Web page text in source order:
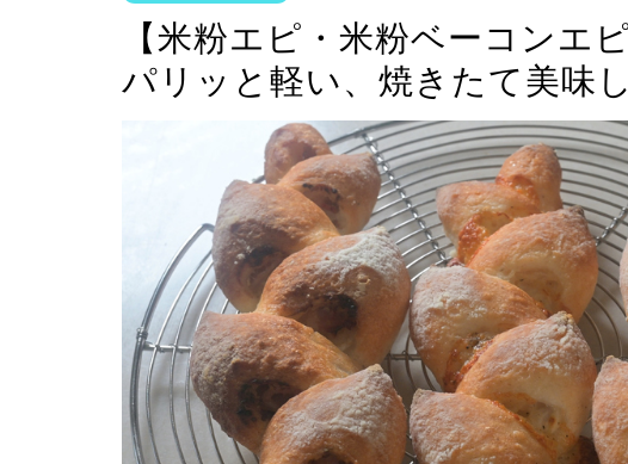
【米粉エピ・米粉ベーコンエ
パリッと軽い、焼きたて美味